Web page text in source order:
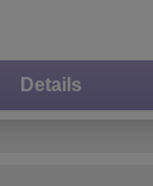
Details